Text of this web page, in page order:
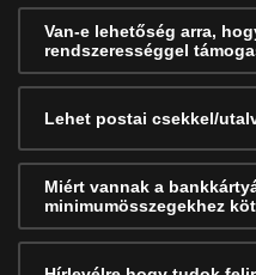
Van-e lehetőség arra,
rendszerességgel
Lehet postai csekkel/
Miért vannak a
minimumösszegekhez